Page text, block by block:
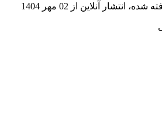
شده، انتشار آنلاین از 02 مهر 1404